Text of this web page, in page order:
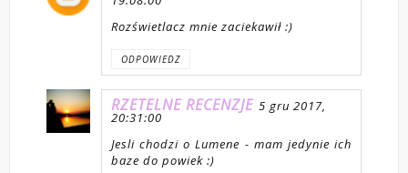
Rozświetlacz mnie zaciekawił :)
ODPOWIEDZ
RZETELNE RECENZJE 5 gru 2017,
20:31:00
Jesli chodzi o Lumene - mam jedynie ich
baze do powiek :)